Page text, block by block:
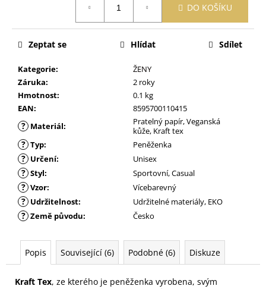
DO KOŠÍKU
Kategorie:
ŽENY
Záruka:
2 roky
Hmotnost:
0.1 kg
EAN: 8595700110415
? Materiál:
Pratelný papír, Veganská
kůže, Kraft tex
? Typ: Peněženka
? Určení: Unisex
? Styl: Sportovní, Casual
? Vzor: Vícebarevný
? Udržitelnost: Udržitelné materiály, EKO
? Země původu: Česko
Zeptat se Hlídat Sdílet
Popis Související (6) Podobné (6) Diskuze
Kraft Tex, ze kterého je peněženka vyrobena, svým
PRŮKAZ
ŽLUTÁ
Kč